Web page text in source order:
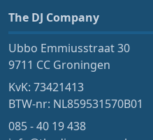
The DJ Company
Ubbo Emmiusstraat 30
9711 CC Groningen
KvK: 73421413
BTW-nr: NL859531570B01
085 - 40 19 438